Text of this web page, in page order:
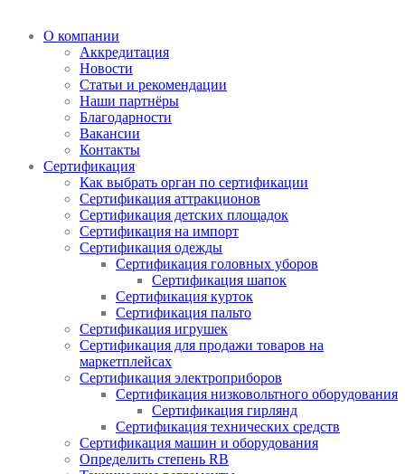
О компании
Аккредитация
Новости
Статьи и рекомендации
Наши партнёры
Благодарности
Вакансии
Контакты
Сертификация
Как выбрать орган по сертификации
Сертификация аттракционов
Сертификация детских площадок
Сертификация на импорт
Сертификация одежды
Сертификация головных уборов
Сертификация шапок
Сертификация курток
Сертификация пальто
Сертификация игрушек
Сертификация для продажи товаров на
маркетплейсах
Сертификация электроприборов
Сертификация низковольтного оборудования
Сертификация гирлянд
Сертификация технических средств
Сертификация машин и оборудования
Определить степень RB